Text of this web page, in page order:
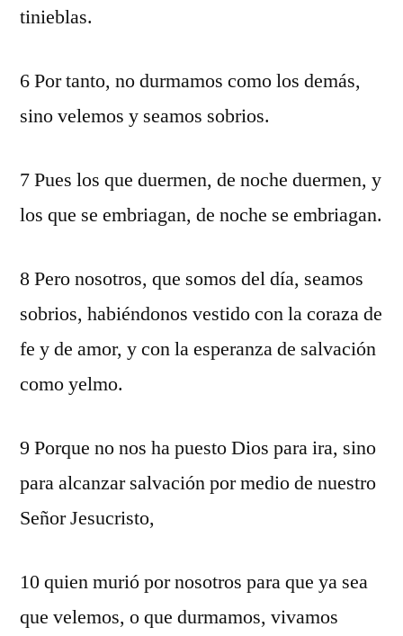
tinieblas.
6 Por tanto, no durmamos como los demás,
sino velemos y seamos sobrios.
7 Pues los que duermen, de noche duermen, y
los que se embriagan, de noche se embriagan.
8 Pero nosotros, que somos del día, seamos
sobrios, habiéndonos vestido con la coraza de
fe y de amor, y con la esperanza de salvación
como yelmo.
9 Porque no nos ha puesto Dios para ira, sino
para alcanzar salvación por medio de nuestro
Señor Jesucristo,
10 quien murió por nosotros para que ya sea
que velemos, o que durmamos, vivamos